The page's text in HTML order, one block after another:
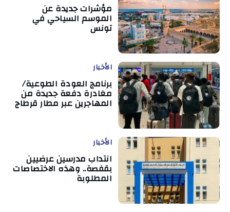
مؤشرات جديدة عن
الموسم السياحي في
تونس
الأخبار
برنامج العودة الطوعية/
مغادرة دفعة جديدة من
المهاجرين عبر مطار قرطاج
الأخبار
انتداب مدرسين عرضيين
بقفصة.. وهذه الاختصاصات
المطلوبة